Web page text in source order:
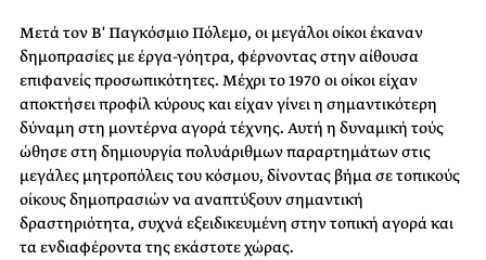
Μετά τον Β′ Παγκόσμιο Πόλεμο, οι μεγάλοι οίκοι έκαναν
δημοπρασίες με έργα-γόητρα, φέρνοντας στην αίθουσα
επιφανείς προσωπικότητες. Μέχρι το 1970 οι οίκοι είχαν
αποκτήσει προφίλ κύρους και είχαν γίνει η σημαντικότερη
δύναμη στη μοντέρνα αγορά τέχνης. Αυτή η δυναμική τούς
ώθησε στη δημιουργία πολυάριθμων παραρτημάτων στις
μεγάλες μητροπόλεις του κόσμου, δίνοντας βήμα σε τοπικούς
οίκους δημοπρασιών να αναπτύξουν σημαντική
δραστηριότητα, συχνά εξειδικευμένη στην τοπική αγορά και
τα ενδιαφέροντα της εκάστοτε χώρας.